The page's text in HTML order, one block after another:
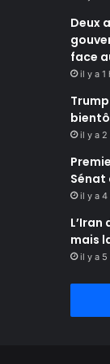
Deux
face
il y a 1
il y a 2
Sénat
il y a 4
mais
il y a 5